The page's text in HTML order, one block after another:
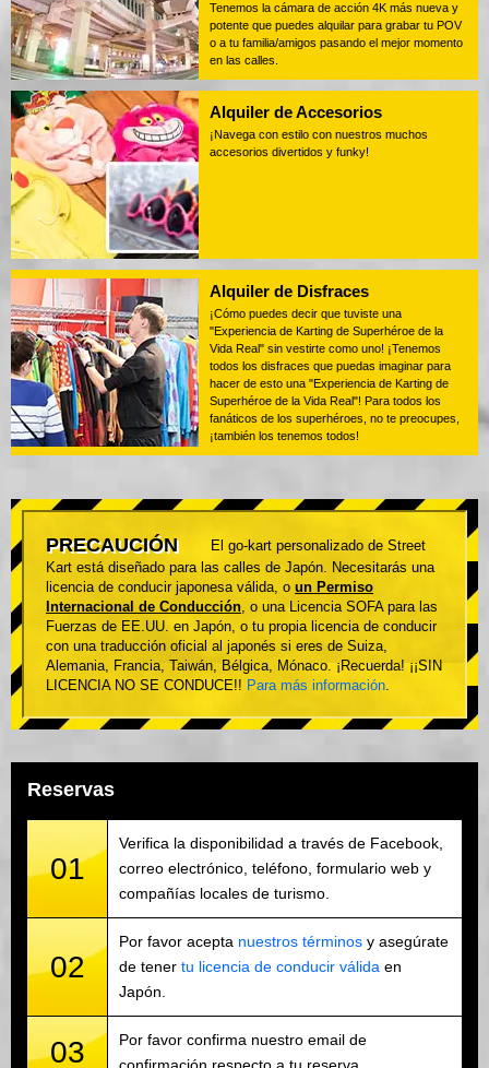
Tenemos la cámara de acción 4K más nueva y
potente que puedes alquilar para grabar tu POV
o a tu familia/amigos pasando el mejor momento
en las calles.
Alquiler de Accesorios
¡Navega con estilo con nuestros muchos
accesorios divertidos y funky!
Alquiler de Disfraces
¡Cómo puedes decir que tuviste una
"Experiencia de Karting de Superhéroe de la
Vida Real" sin vestirte como uno! ¡Tenemos
todos los disfraces que puedas imaginar para
hacer de esto una "Experiencia de Karting de
Superhéroe de la Vida Real"! Para todos los
fanáticos de los superhéroes, no te preocupes,
¡también los tenemos todos!
PRECAUCIÓN
El go-kart personalizado de Street
Kart está diseñado para las calles de Japón. Necesitarás una
licencia de conducir japonesa válida, o un Permiso
Internacional de Conducción, o una Licencia SOFA para las
Fuerzas de EE.UU. en Japón, o tu propia licencia de conducir
con una traducción oficial al japonés si eres de Suiza,
Alemania, Francia, Taiwán, Bélgica, Mónaco. ¡Recuerda! ¡¡SIN
LICENCIA NO SE CONDUCE!! Para más información.
Reservas
01
Verifica la disponibilidad a través de Facebook,
correo electrónico, teléfono, formulario web y
compañías locales de turismo.
02
Por favor acepta nuestros términos y asegúrate
de tener tu licencia de conducir válida en
Japón.
03
Por favor confirma nuestro email de